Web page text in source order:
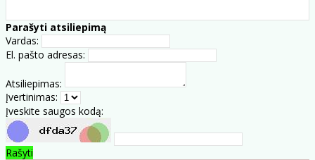
Parašyti atsiliepimą
Vardas:
El. pašto adresas:
Atsiliepimas:
Įvertinimas:
Įveskite saugos kodą:
Rašyti